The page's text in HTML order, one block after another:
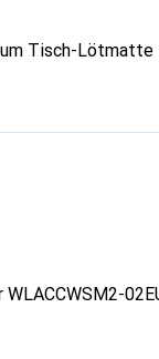
Tisch-Lötmatte
WLACCWSM2-